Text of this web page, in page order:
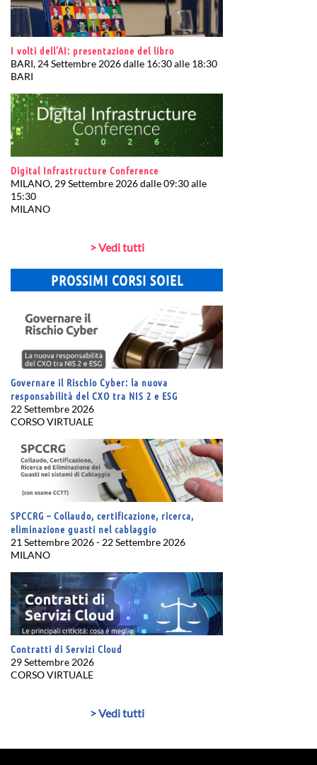
I volti dell’AI: presentazione del libro
BARI, 24 Settembre 2026 dalle 16:30 alle 18:30
BARI
Digital Infrastructure Conference
MILANO, 29 Settembre 2026 dalle 09:30 alle
15:30
MILANO
> Vedi tutti
PROSSIMI CORSI SOIEL
Governare il Rischio Cyber: la nuova
responsabilità del CXO tra NIS 2 e ESG
22 Settembre 2026
CORSO VIRTUALE
SPCCRG – Collaudo, certificazione, ricerca,
eliminazione guasti nel cablaggio
21 Settembre 2026 - 22 Settembre 2026
MILANO
Contratti di Servizi Cloud
29 Settembre 2026
CORSO VIRTUALE
> Vedi tutti